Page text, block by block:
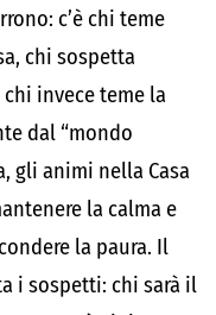
c’è chi teme
chi sospetta
invece teme la
dal “mondo
gli animi nella Casa
la calma e
la paura. Il
i sospetti: chi sarà il